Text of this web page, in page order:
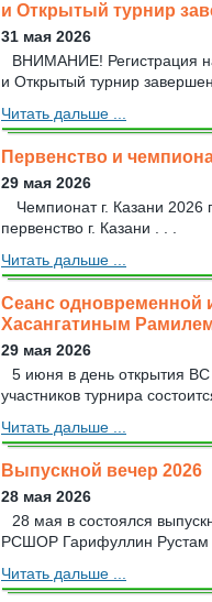
и Открытый турнир
31 мая 2026
ВНИМАНИЕ! Регистрация
и Открытый турнир
Читать дальше ...
Первенство и
29 мая 2026
Чемпионат г. Казани
первенство г. Казани . . .
Читать дальше ...
Сеанс одновременной
Хасангатиным
29 мая 2026
5 июня в день открытия
участников турнира
Читать дальше ...
Выпускной вечер 2026
28 мая 2026
28 мая в состоялся
РСШОР Гарифуллин Рустам
Читать дальше ...